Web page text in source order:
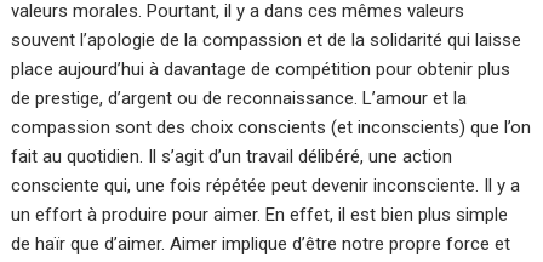
valeurs morales. Pourtant, il y a dans ces mêmes valeurs
souvent l’apologie de la compassion et de la solidarité qui laisse
place aujourd’hui à davantage de compétition pour obtenir plus
de prestige, d’argent ou de reconnaissance. L’amour et la
compassion sont des choix conscients (et inconscients) que l’on
fait au quotidien. Il s’agit d’un travail délibéré, une action
consciente qui, une fois répétée peut devenir inconsciente. Il y a
un effort à produire pour aimer. En effet, il est bien plus simple
de haïr que d’aimer. Aimer implique d’être notre propre force et